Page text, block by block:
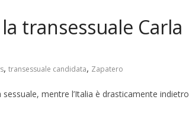
transessuale Carla
, transessuale candidata, Zapatero
mentre l’Italia è drasticamente indietro